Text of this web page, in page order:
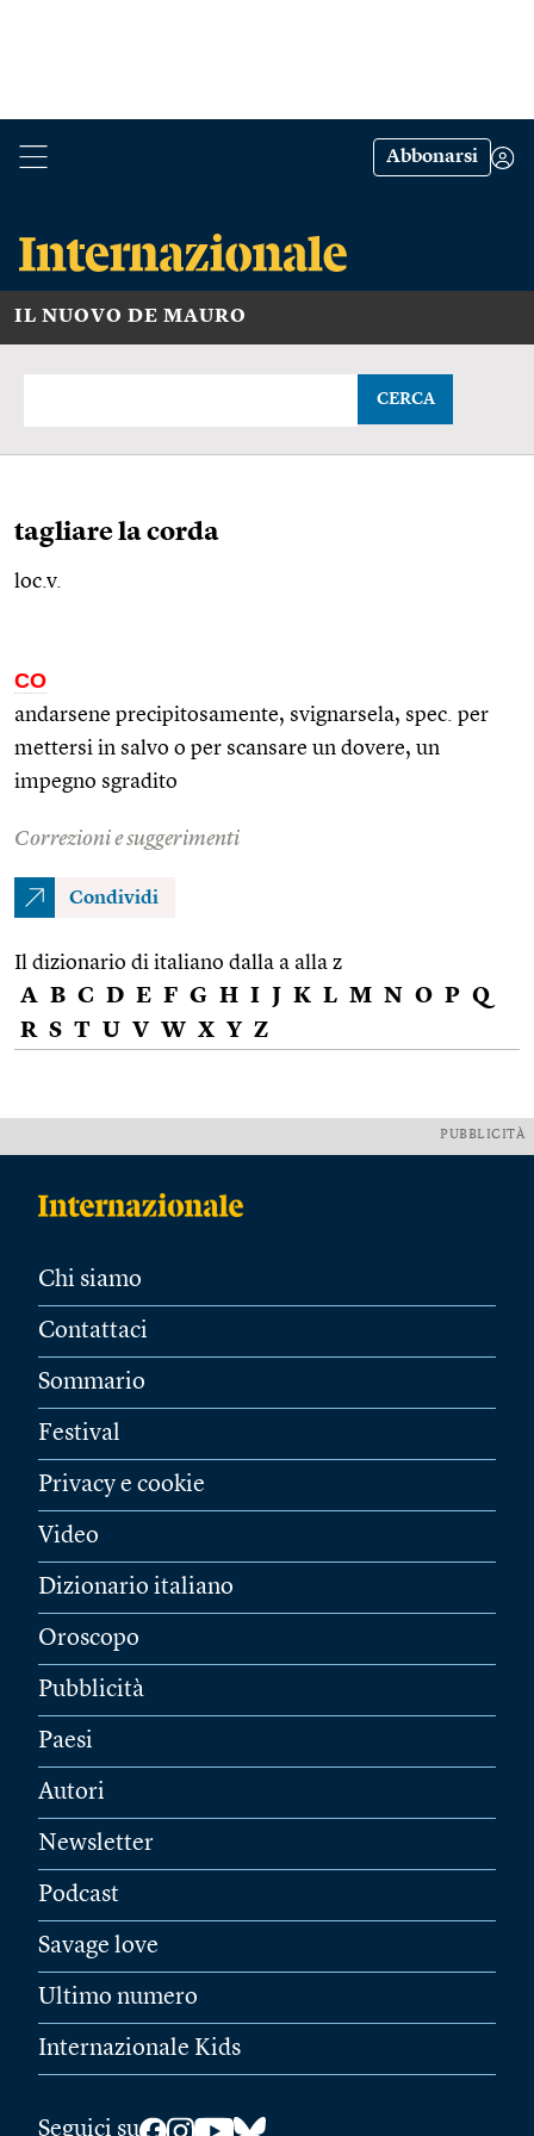
Abbonarsi
IL NUOVO DE MAURO
CERCA
tagliare la corda
loc.v.
CO
andarsene precipitosamente, svignarsela, spec. per
mettersi in salvo o per scansare un dovere, un
impegno sgradito
Correzioni e suggerimenti
Condividi
Il dizionario di italiano dalla a alla z
A B C D E F G H I J K L M N O P Q
R S T U V W X Y Z
PUBBLICITÀ
Chi siamo
Contattaci
Sommario
Festival
Privacy e cookie
Video
Dizionario italiano
Oroscopo
Pubblicità
Paesi
Autori
Newsletter
Podcast
Savage love
Ultimo numero
Internazionale Kids
Seguici su